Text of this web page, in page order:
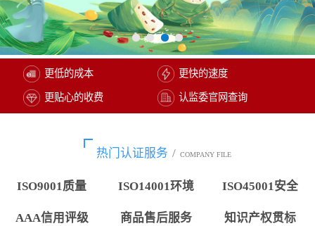
更低的成本 更快的速度
更贴心的收费 认监委官网查询
热门认证服务 / COMPANY FILE
ISO9001质量 ISO14001环境 ISO45001安全
AAA信用评级 商品售后服务 知识产权贯标